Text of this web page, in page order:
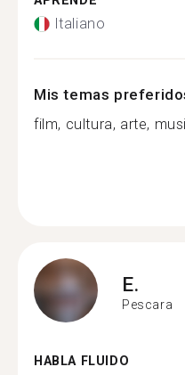
Italiano
Mis temas
film, cultura, arte,
E.
Pescara
HABLA FLUIDO